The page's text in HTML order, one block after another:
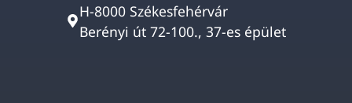
H-8000 Székesfehérvár
Berényi út 72-100., 37-es épület